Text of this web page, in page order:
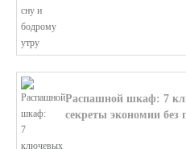
Распашной шкаф: 7
секреты экономии без